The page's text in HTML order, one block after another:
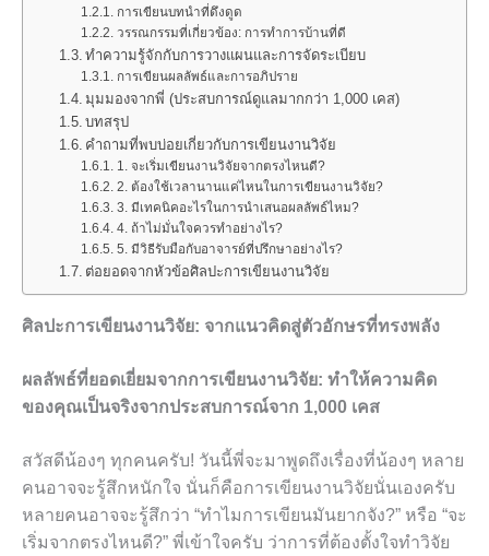
การเขียนบทนำที่ดึงดูด
วรรณกรรมที่เกี่ยวข้อง: การทำการบ้านที่ดี
ทำความรู้จักกับการวางแผนและการจัดระเบียบ
การเขียนผลลัพธ์และการอภิปราย
มุมมองจากพี่ (ประสบการณ์ดูแลมากกว่า 1,000 เคส)
บทสรุป
คำถามที่พบบ่อยเกี่ยวกับการเขียนงานวิจัย
1. จะเริ่มเขียนงานวิจัยจากตรงไหนดี?
2. ต้องใช้เวลานานแค่ไหนในการเขียนงานวิจัย?
3. มีเทคนิคอะไรในการนำเสนอผลลัพธ์ไหม?
4. ถ้าไม่มั่นใจควรทำอย่างไร?
5. มีวิธีรับมือกับอาจารย์ที่ปรึกษาอย่างไร?
ต่อยอดจากหัวข้อศิลปะการเขียนงานวิจัย
ศิลปะการเขียนงานวิจัย: จากแนวคิดสู่ตัวอักษรที่ทรงพลัง
ผลลัพธ์ที่ยอดเยี่ยมจากการเขียนงานวิจัย: ทำให้ความคิด
ของคุณเป็นจริงจากประสบการณ์จาก 1,000 เคส
สวัสดีน้องๆ ทุกคนครับ! วันนี้พี่จะมาพูดถึงเรื่องที่น้องๆ หลาย
คนอาจจะรู้สึกหนักใจ นั่นก็คือการเขียนงานวิจัยนั่นเองครับ
หลายคนอาจจะรู้สึกว่า “ทำไมการเขียนมันยากจัง?” หรือ “จะ
เริ่มจากตรงไหนดี?” พี่เข้าใจครับ ว่าการที่ต้องตั้งใจทำวิจัย